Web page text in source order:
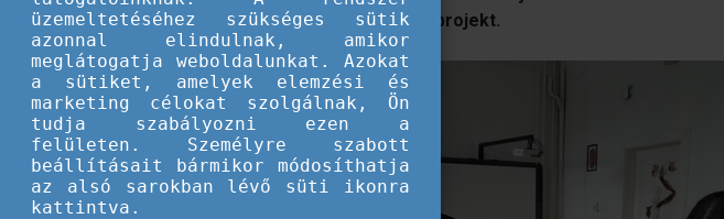
nehézségek ellenére is sikeres egy projekt.
üzemeltetéséhez szükséges sütik
azonnal elindulnak, amikor
meglátogatja weboldalunkat. Azokat
a sütiket, amelyek elemzési és
marketing célokat szolgálnak, Ön
tudja szabályozni ezen a
felületen. Személyre szabott
beállításait bármikor módosíthatja
az alsó sarokban lévő süti ikonra
kattintva.